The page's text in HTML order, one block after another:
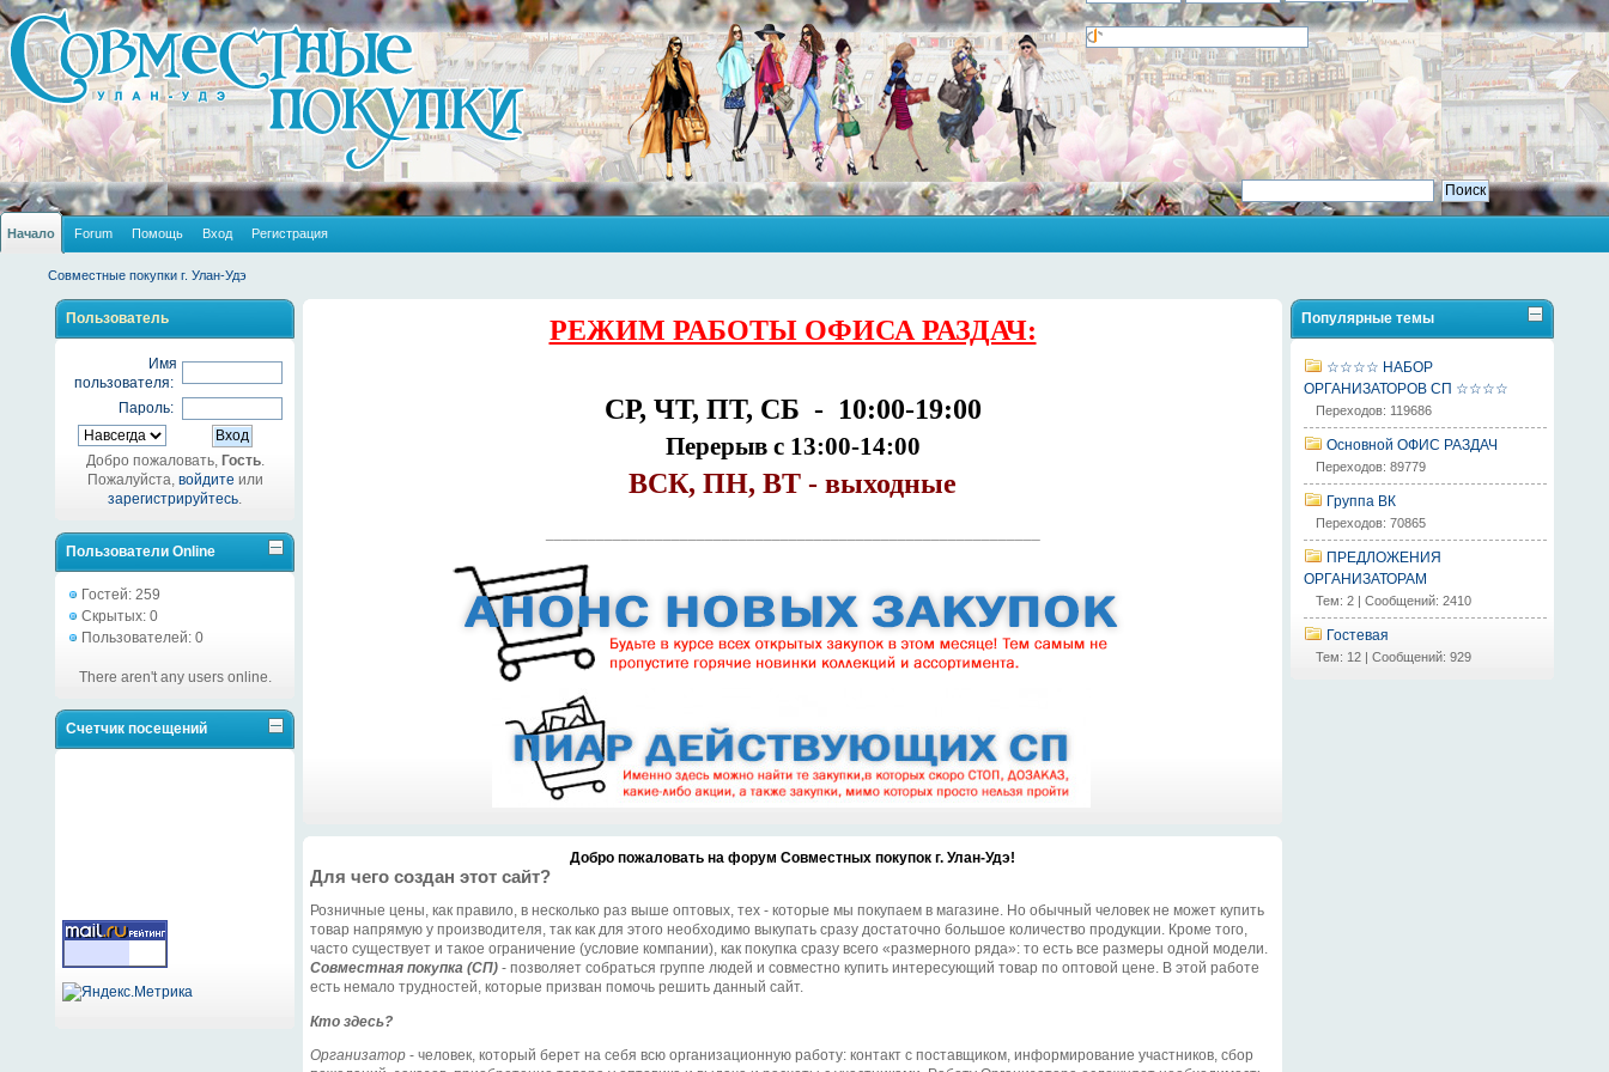
Начало Forum Помощь Вход Регистрация
Совместные покупки г. Улан-Удэ
Пользователь
Имя
пользователя:
Пароль:
Добро пожаловать, Гость.
Пожалуйста, войдитеили
зарегистрируйтесь.
Пользователи Online
Гостей: 259
Скрытых: 0
Пользователей: 0
There aren't any users online.
Счетчик посещений
РЕЖИМ РАБОТЫ ОФИСА РАЗДАЧ:
СР, ЧТ, ПТ, СБ - 10:00-19:00
Перерыв с 13:00-14:00
ВСК, ПН, ВТ - выходные
Добро пожаловать на форум Совместных покупок г. Улан-Удэ!
Для чего создан этот сайт?
Розничные цены, как правило, в несколько раз выше оптовых, тех - которые мы покупаем в магазине. Но обычный человек не может купить
товар напрямую у производителя, так как для этого необходимо выкупать сразу достаточно большое количество продукции. Кроме того,
часто существует и такое ограничение (условие компании), как покупка сразу всего «размерного ряда»: то есть все размеры одной модели.
Совместная покупка (СП) - позволяет собраться группе людей и совместно купить интересующий товар по оптовой цене. В этой работе
есть немало трудностей, которые призван помочь решить данный сайт.
Кто здесь?
Организатор - человек, который берет на себя всю организационную работу: контакт с поставщиком, информирование участников, сбор
Популярные темы
☆☆☆☆ НАБОР
ОРГАНИЗАТОРОВ СП ☆☆☆☆
Переходов: 119686
Основной ОФИС РАЗДАЧ
Переходов: 89779
Группа ВК
Переходов: 70865
ПРЕДЛОЖЕНИЯ
ОРГАНИЗАТОРАМ
Тем: 2 | Сообщений: 2410
Гостевая
Тем: 12 | Сообщений: 929